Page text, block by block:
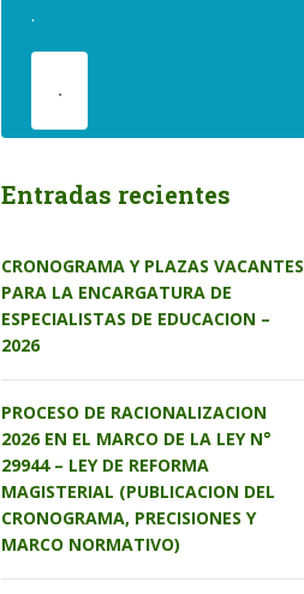
.
.
Entradas recientes
CRONOGRAMA Y PLAZAS VACANTES
PARA LA ENCARGATURA DE
ESPECIALISTAS DE EDUCACION –
2026
PROCESO DE RACIONALIZACION
2026 EN EL MARCO DE LA LEY N°
29944 – LEY DE REFORMA
MAGISTERIAL (PUBLICACION DEL
CRONOGRAMA, PRECISIONES Y
MARCO NORMATIVO)